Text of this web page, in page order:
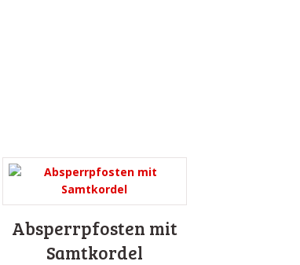
Absperrpfosten mit
Samtkordel